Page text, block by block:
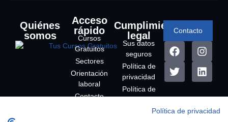
Quiénes
somos
Acceso
rápido
Cursos
Gratuitos
Sectores
Orientación
laboral
Contacto
Cumplimiento
legal
Sus datos
seguros
Política de
privacidad
Política de
cookies
Contacto
Política de privacidad